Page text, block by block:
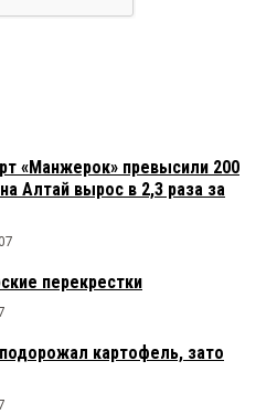
«Манжерок» превысили 200
Алтай вырос в 2,3 раза за
перекрестки
картофель, зато